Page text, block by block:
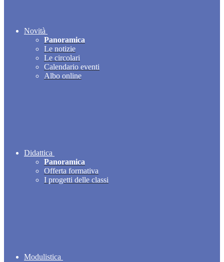
Novità
Panoramica
Le notizie
Le circolari
Calendario eventi
Albo online
Didattica
Panoramica
Offerta formativa
I progetti delle classi
Modulistica